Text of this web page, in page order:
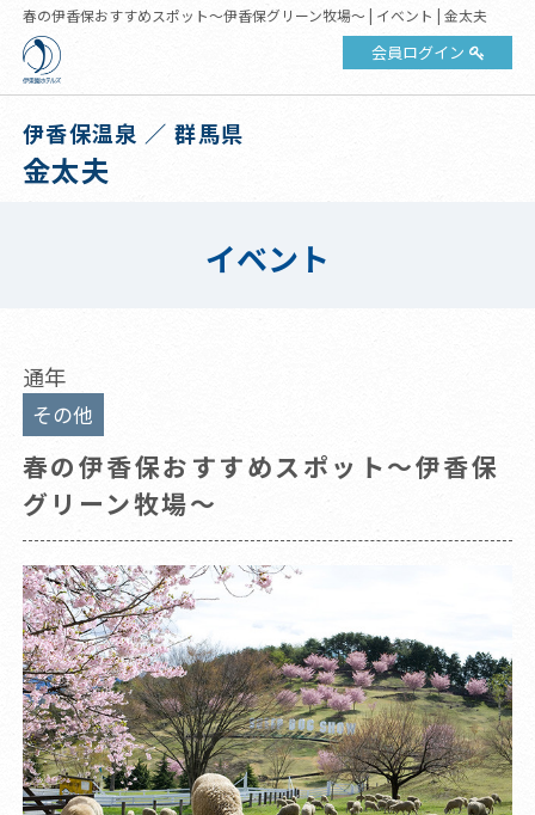
春の伊香保おすすめスポット～伊香保グリーン牧場～ | イベント | 金太夫
会員ログイン
伊香保温泉 ／ 群馬県
金太夫
イベント
通年
その他
春の伊香保おすすめスポット～伊香保
グリーン牧場～